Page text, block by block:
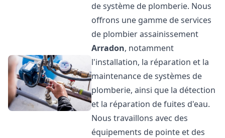
de système de plomberie. Nous
offrons une gamme de services
de plombier assainissement
Arradon, notamment
l'installation, la réparation et la
maintenance de systèmes de
plomberie, ainsi que la détection
et la réparation de fuites d'eau.
Nous travaillons avec des
équipements de pointe et des